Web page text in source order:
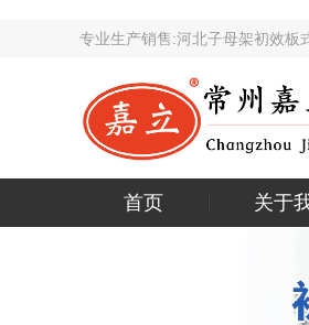
专业生产销售:河北子母架初效
首页 关于